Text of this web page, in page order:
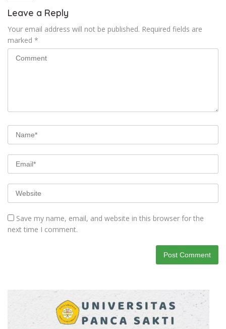
Leave a Reply
Your email address will not be published. Required fields are
marked *
Save my name, email, and website in this browser for the
next time I comment.